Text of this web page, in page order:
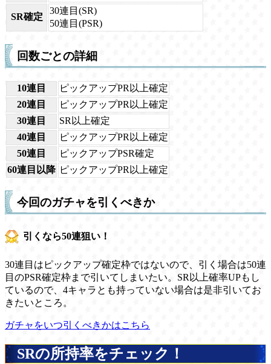
SR確定
30連目(SR)
50連目(PSR)
回数ごとの詳細
10連目
ピックアップPR以上確定
20連目
ピックアップPR以上確定
30連目
SR以上確定
40連目
ピックアップPR以上確定
50連目
ピックアップPSR確定
60連目以降 ピックアップPR以上確定
今回のガチャを引くべきか
引くなら50連狙い！
30連目はピックアップ確定枠ではないので、引く場合は50連
目のPSR確定枠まで引いてしまいたい。SR以上確率UPもし
ているので、4キャラとも持っていない場合は是非引いてお
きたいところ。
ガチャをいつ引くべきかはこちら
SRの所持率をチェック！